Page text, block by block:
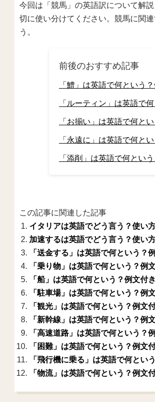
今回は「競馬」の英語訳について解
切に使い分けてください。競馬に関
う。
前後のおすすめ記事
「鱧」は英語で何という
「ルーティン」は英語で
「お揃い」は英語で何と
「永遠に」は英語で何と
「添削」は英語で何とい
この記事に関連した記事
イタリアは英語でどう言う？使い
加速するは英語でどう言う？使い
「送金する」は英語で何という？
「乗り物」は英語で何という？例
「船」は英語で何という？例文付
「駐車場」は英語で何という？例
「観光」は英語で何という？例文
「新幹線」は英語で何という？例
「高速道路」は英語で何という？
「困難」は英語で何という？例文
「飛行機に乗る」は英語で何とい
「物流」は英語で何という？例文